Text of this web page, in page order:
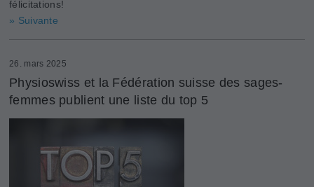
félicitations!
» Suivante
26. mars 2025
Physioswiss et la Fédération suisse des sages-
femmes publient une liste du top 5